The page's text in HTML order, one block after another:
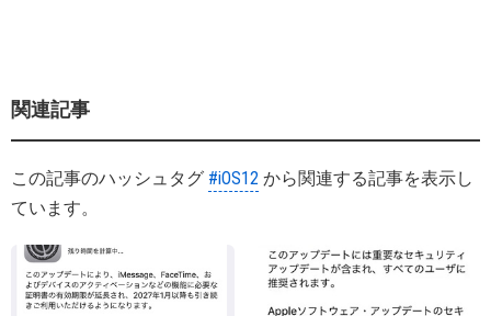
関連記事
この記事のハッシュタグ #iOS12 から関連する記事を表示し
ています。